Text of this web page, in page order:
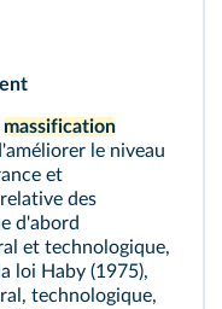
massification
le niveau
et
des
d'abord
et technologique,
loi Haby (1975),
technologique,